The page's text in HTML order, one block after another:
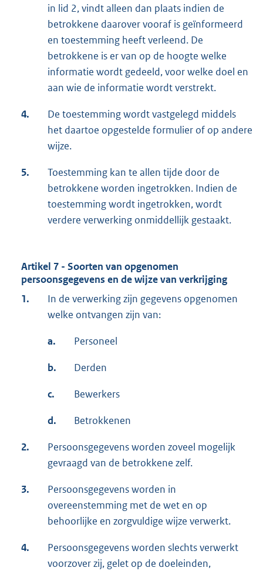
in lid 2, vindt alleen dan plaats indien de
betrokkene daarover vooraf is geïnformeerd
en toestemming heeft verleend. De
betrokkene is er van op de hoogte welke
informatie wordt gedeeld, voor welke doel en
aan wie de informatie wordt verstrekt.
4.
De toestemming wordt vastgelegd middels
het daartoe opgestelde formulier of op andere
wijze.
5.
Toestemming kan te allen tijde door de
betrokkene worden ingetrokken. Indien de
toestemming wordt ingetrokken, wordt
verdere verwerking onmiddellijk gestaakt.
Artikel 7 - Soorten van opgenomen
persoonsgegevens en de wijze van verkrijging
1.
In de verwerking zijn gegevens opgenomen
welke ontvangen zijn van:
a. Personeel
b. Derden
c. Bewerkers
d. Betrokkenen
2.
Persoonsgegevens worden zoveel mogelijk
gevraagd van de betrokkene zelf.
3.
Persoonsgegevens worden in
overeenstemming met de wet en op
behoorlijke en zorgvuldige wijze verwerkt.
4.
Persoonsgegevens worden slechts verwerkt
voorzover zij, gelet op de doeleinden,